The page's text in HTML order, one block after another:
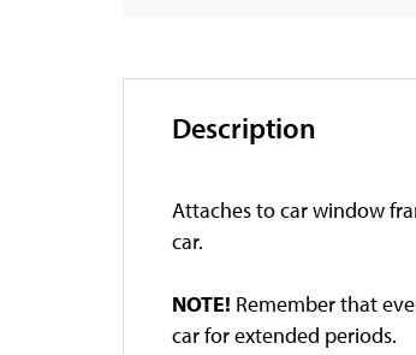
Description
Attaches to car window
car.
NOTE! Remember that
car for extended periods.